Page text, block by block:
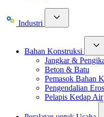
Industri
Bahan Konstruksi
Jangkar &
Beton & Batu
Pemasok Bahan
Pengendalian
Pelapis Kedap Air